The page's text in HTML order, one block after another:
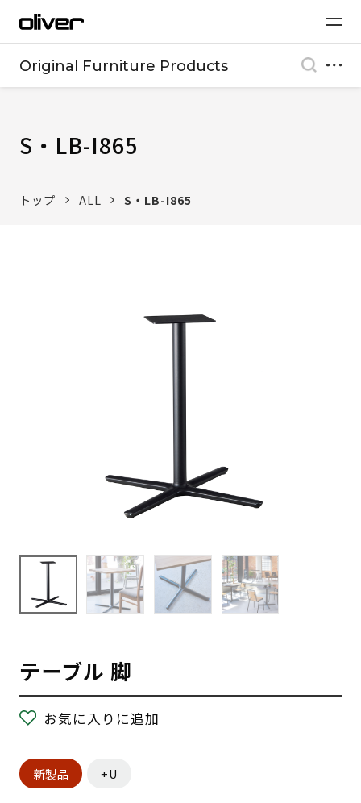
Original Furniture Products
S・LB-I865
トップ ALL S・LB-I865
テーブル 脚
お気に入りに追加
新製品 +U